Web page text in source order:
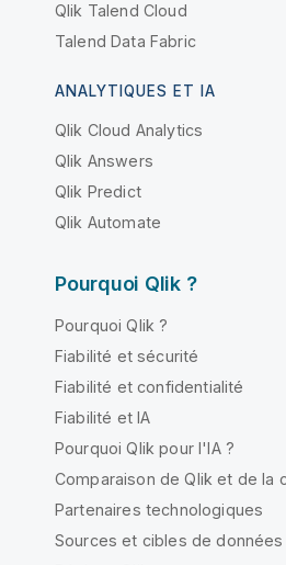
Qlik Talend Cloud
Talend Data Fabric
ANALYTIQUES ET IA
Qlik Cloud Analytics
Qlik Answers
Qlik Predict
Qlik Automate
Pourquoi Qlik ?
Pourquoi Qlik ?
Fiabilité et sécurité
Fiabilité et confidentialité
Fiabilité et IA
Pourquoi Qlik pour l'IA ?
Comparaison de Qlik et de la
Partenaires technologiques
Sources et cibles de données